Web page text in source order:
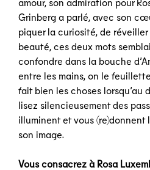
Grinberg a parlé, avec son
piquer la curiosité, de
beauté, ces deux mots
confondre dans la bouche
entre les mains, on le
fait bien les choses lorsqu’au
lisez silencieusement des
illuminent et vous (re)donnent
son image.
Vous consacrez à Rosa